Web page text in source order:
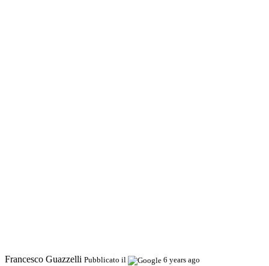
Francesco Guazzelli Pubblicato il 6 years ago